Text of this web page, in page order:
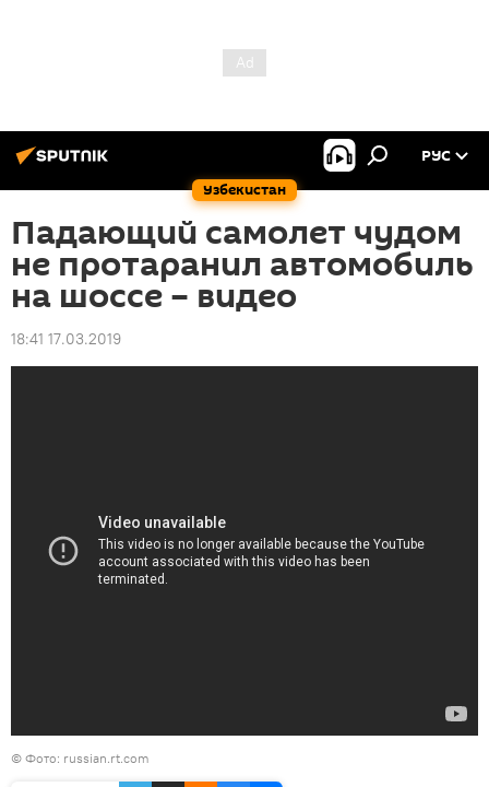
Узбекистан
РУС
Падающий самолет чудом
не протаранил автомобиль
на шоссе – видео
18:41 17.03.2019
© Фото: russian.rt.com